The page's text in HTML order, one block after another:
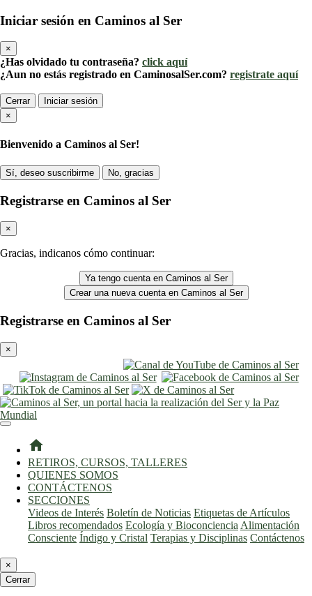
Iniciar sesión en Caminos al Ser
×
¿Has olvidado tu contraseña? click aquí
¿Aun no estás registrado en CaminosalSer.com? registrate aquí
Cerrar
Iniciar sesión
×
Bienvenido a Caminos al Ser!
Sí, deseo suscribirme No, gracias
Registrarse en Caminos al Ser
×
Gracias, indicanos cómo continuar:
Ya tengo cuenta en Caminos al Ser
Crear una nueva cuenta en Caminos al Ser
Registrarse en Caminos al Ser
×
home
RETIROS, CURSOS, TALLERES
QUIENES SOMOS
CONTÁCTENOS
SECCIONES
Videos de Interés Boletín de Noticias Etiquetas de Artículos
Libros recomendados Ecología y Bioconciencia Alimentación
Consciente Índigo y Cristal Terapias y Disciplinas Contáctenos
×
Cerrar